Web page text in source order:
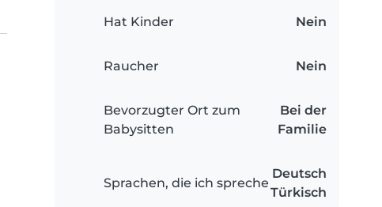
Hat Kinder Nein
Raucher Nein
Bevorzugter Ort zum
Babysitten
Bei der
Familie
Sprachen, die ich spreche
Deutsch
Türkisch